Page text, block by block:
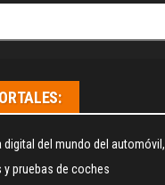
digital del mundo del
pruebas de coches